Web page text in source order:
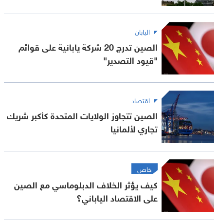
اليابان
الصين تدرج 20 شركة يابانية على قوائم
"قيود التصدير"
اقتصاد
الصين تتجاوز الولايات المتحدة كأكبر شريك
تجاري لألمانيا
خاص
كيف يؤثر الخلاف الدبلوماسي مع الصين
على الاقتصاد الياباني؟